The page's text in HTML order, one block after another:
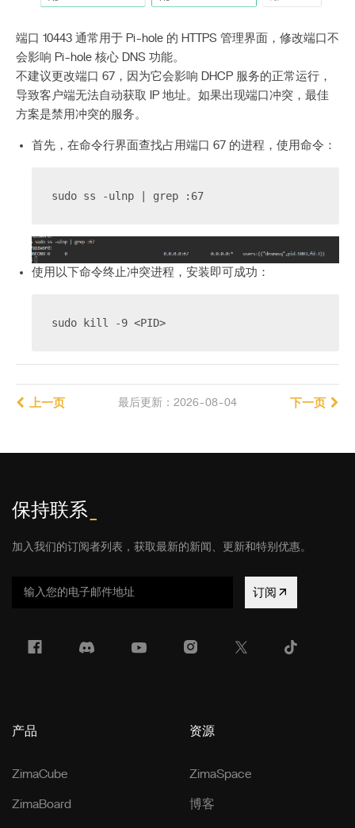
端口 10443 通常用于 Pi-hole 的 HTTPS 管理界面，修改端口不
会影响 Pi-hole 核心 DNS 功能。
不建议更改端口 67，因为它会影响 DHCP 服务的正常运行，
导致客户端无法自动获取 IP 地址。如果出现端口冲突，最佳
方案是禁用冲突的服务。
首先，在命令行界面查找占用端口 67 的进程，使用命令：
sudo ss -ulnp | grep :67
使用以下命令终止冲突进程，安装即可成功：
sudo kill -9 <PID>
最后更新：2026-08-04
上一页 下一页
保持联系
加入我们的订阅者列表，获取最新的新闻、更新和特别优惠。
订阅
产品
ZimaCube
ZimaBoard
资源
ZimaSpace
博客